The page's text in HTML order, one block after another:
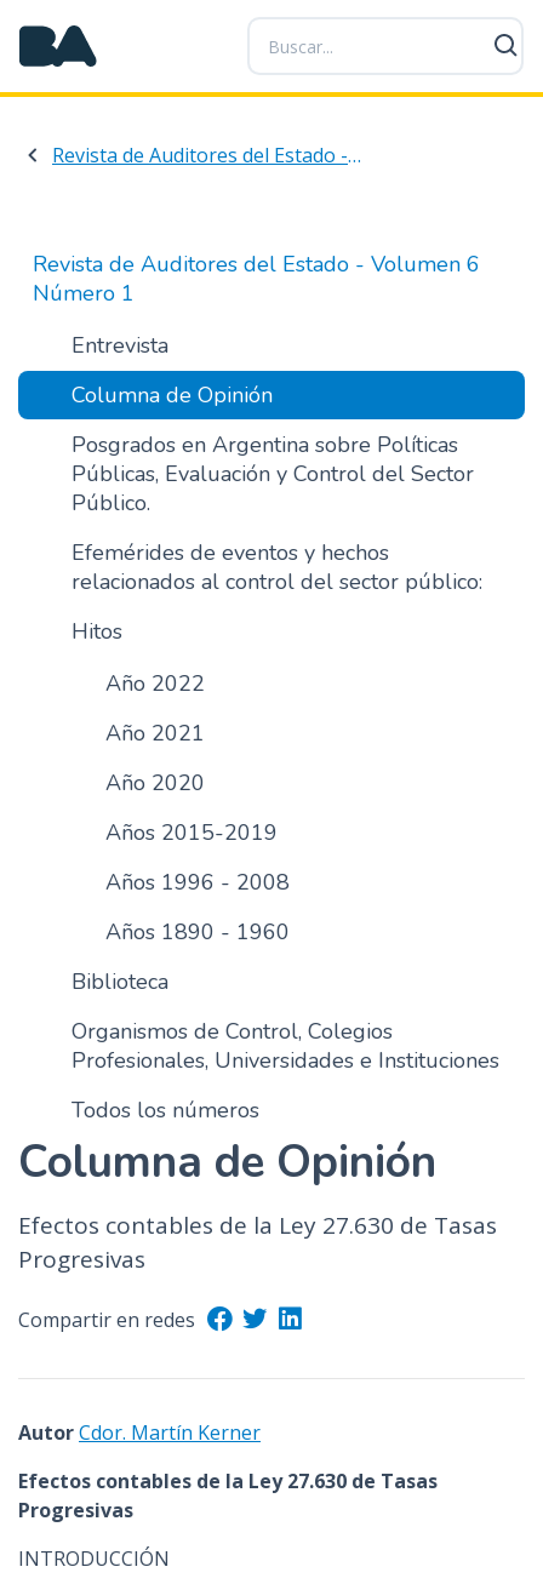
P
a
s
a
a
n
n
i
d
o
p
i
n
c
Revista de Auditores del Estado - Volumen 6 Número 1
Revista de Auditores del Estado - Volumen 6
Número 1
Entrevista
Columna de Opinión
Posgrados en Argentina sobre Políticas
Públicas, Evaluación y Control del Sector
Público.
Efemérides de eventos y hechos
relacionados al control del sector público:
Hitos
Año 2022
Año 2021
Año 2020
Años 2015-2019
Años 1996 - 2008
Años 1890 - 1960
Biblioteca
Organismos de Control, Colegios
Profesionales, Universidades e Instituciones
Todos los números
Columna de Opinión
Efectos contables de la Ley 27.630 de Tasas
Progresivas
Compartir en redes
AutorCdor. Martín Kerner
Efectos contables de la Ley 27.630 de Tasas
Progresivas
INTRODUCCIÓN